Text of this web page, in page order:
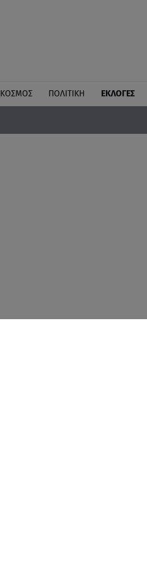
ΚΟΣΜΟΣ ΠΟΛΙΤΙΚΗ ΕΚΛΟΓΕΣ